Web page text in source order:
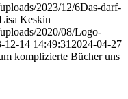
2023/12/6Das-darf-
Keskin
2020/08/Logo-
12-14 14:49:31 2024-04-27
komplizierte Bücher uns